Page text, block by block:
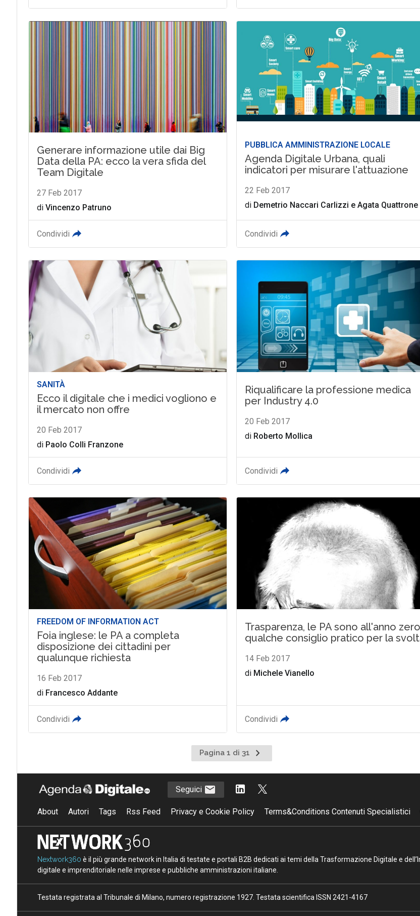
Generare informazione utile dai Big
Data della PA: ecco la vera sfida del
Team Digitale
27 Feb 2017
di Vincenzo Patruno
Condividi
PUBBLICA AMMINISTRAZIONE LOCALE
Agenda Digitale Urbana, quali
indicatori per misurare l'attuazione
22 Feb 2017
di Demetrio Naccari Carlizzi eAgata Quattrone
Condividi
SANITÀ
Ecco il digitale che i medici vogliono e
il mercato non offre
20 Feb 2017
di Paolo Colli Franzone
Condividi
Riqualificare la professione medica
per Industry 4.0
20 Feb 2017
di Roberto Mollica
Condividi
FREEDOM OF INFORMATION ACT
Foia inglese: le PA a completa
disposizione dei cittadini per
qualunque richiesta
16 Feb 2017
di Francesco Addante
Condividi
Trasparenza, le PA sono all'anno
qualche consiglio pratico per la
14 Feb 2017
di Michele Vianello
Condividi
Pagina 1 di 31
Pagina
successiva
Seguici
About Autori Tags Rss Feed Privacy e Cookie Policy Terms&Conditions Contenuti Specialistici
Nextwork360 è il più grande network in Italia di testate e portali B2B dedicati ai temi della Trasformazione Digitale e
digitale e imprenditoriale nelle imprese e pubbliche amministrazioni italiane.
Testata registrata al Tribunale di Milano, numero registrazione 1927. Testata scientifica ISSN 2421-4167